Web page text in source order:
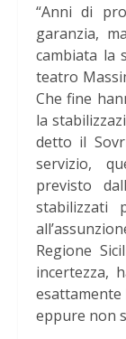
“Anni di
garanzia,
cambiata la
teatro
Che fine
la
detto il
servizio,
previsto
stabilizzati
Regione
incertezza,
esattamente
eppure non